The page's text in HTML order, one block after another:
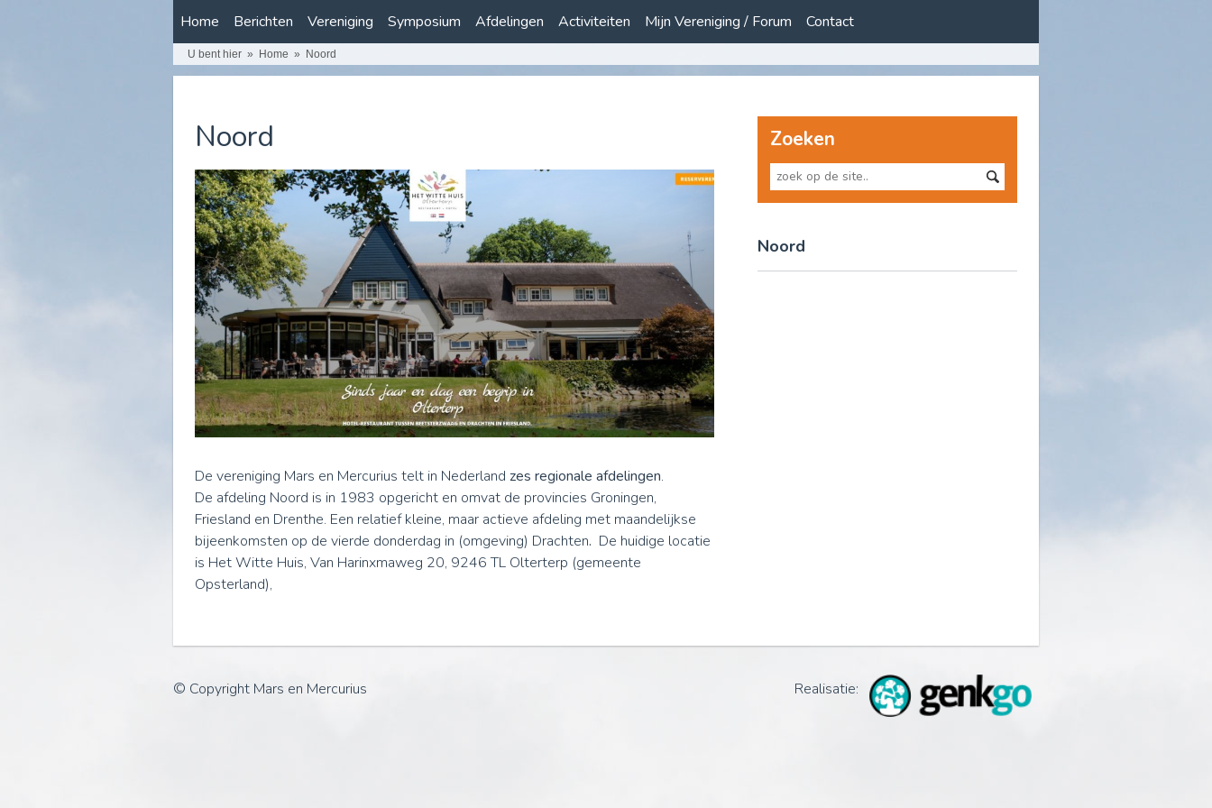
Home Berichten Vereniging Symposium Afdelingen Activiteiten Mijn Vereniging / Forum Contact
U bent hier Home Noord
Noord
De vereniging Mars en Mercurius telt in Nederland zes regionale afdelingen.
De afdeling Noord is in 1983 opgericht en omvat de provincies Groningen,
Friesland en Drenthe. Een relatief kleine, maar actieve afdeling met maandelijkse
bijeenkomsten op de vierde donderdag in (omgeving) Drachten. De huidige locatie
is Het Witte Huis, Van Harinxmaweg 20, 9246 TL Olterterp (gemeente
Opsterland),
Zoeken
Noord
© Copyright Mars en Mercurius Realisatie: